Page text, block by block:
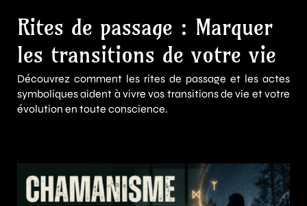
Rites de passage : Marquer
les transitions de votre vie
Découvrez comment les rites de passage et les actes
symboliques aident à vivre vos transitions de vie et votre
évolution en toute conscience.